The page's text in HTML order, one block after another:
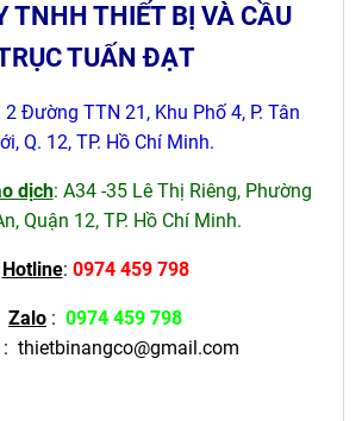
TNHH THIẾT BỊ VÀ CẦU
TUẤN ĐẠT
2 Đường TTN 21, Khu Phố 4, P. Tân
Q. 12, TP. Hồ Chí Minh.
dịch: A34 -35 Lê Thị Riêng, Phường
Quận 12, TP. Hồ Chí Minh.
Hotline: 0974 459 798
Zalo : 0974 459 798
: thietbinangco@gmail.com